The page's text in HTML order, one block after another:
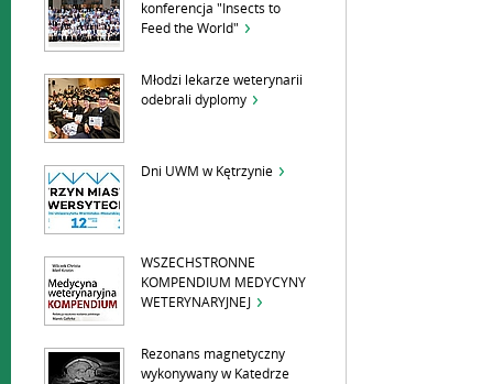
konferencja "Insects to
Feed the World"
Młodzi lekarze weterynarii
odebrali dyplomy
Dni UWM w Kętrzynie
WSZECHSTRONNE
KOMPENDIUM MEDYCYNY
WETERYNARYJNEJ
Rezonans magnetyczny
wykonywany w Katedrze